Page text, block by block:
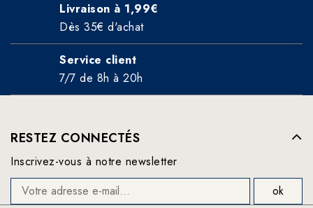
Livraison à 1,99€
Dès 35€ d'achat
Service client
7/7 de 8h à 20h
RESTEZ CONNECTÉS
Inscrivez-vous à notre newsletter